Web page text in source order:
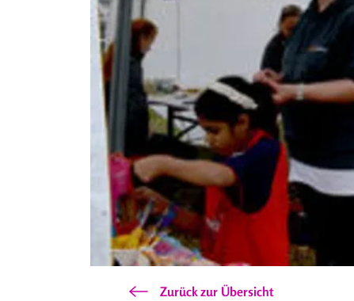
Zurück zur Übersicht